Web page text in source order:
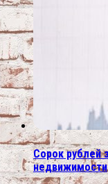
Сорок рублей
недвижимости